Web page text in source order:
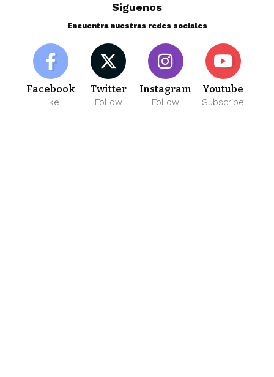
Siguenos
Encuentra nuestras redes sociales
Facebook
Like
Twitter
Follow
Instagram
Follow
Youtube
Subscribe